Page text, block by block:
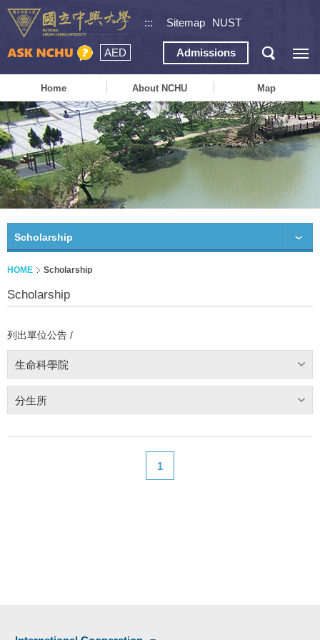
::: Sitemap NUST
AED Admissions
Home About NCHU Map
Scholarship
HOME Scholarship
Scholarship
列出單位公告 /
生命科學院
分生所
1